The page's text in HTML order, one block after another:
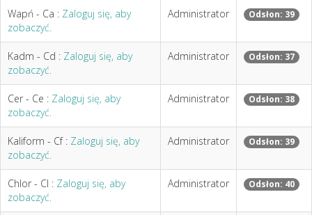
Wapń - Ca : Zaloguj się, aby
zobaczyć.
Administrator Odsłon: 39
Kadm - Cd : Zaloguj się, aby
zobaczyć.
Administrator Odsłon: 37
Cer - Ce : Zaloguj się, aby
zobaczyć.
Administrator Odsłon: 38
Kaliform - Cf : Zaloguj się, aby
zobaczyć.
Administrator Odsłon: 39
Chlor - Cl : Zaloguj się, aby
zobaczyć.
Administrator Odsłon: 40